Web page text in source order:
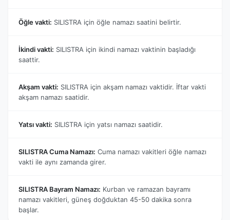
Öğle vakti: SILISTRA için öğle namazı saatini belirtir.
İkindi vakti: SILISTRA için ikindi namazı vaktinin başladığı
saattir.
Akşam vakti: SILISTRA için akşam namazı vaktidir. İftar vakti
akşam namazı saatidir.
Yatsı vakti: SILISTRA için yatsı namazı saatidir.
SILISTRA Cuma Namazı: Cuma namazı vakitleri öğle namazı
vakti ile aynı zamanda girer.
SILISTRA Bayram Namazı: Kurban ve ramazan bayramı
namazı vakitleri, güneş doğduktan 45-50 dakika sonra
başlar.